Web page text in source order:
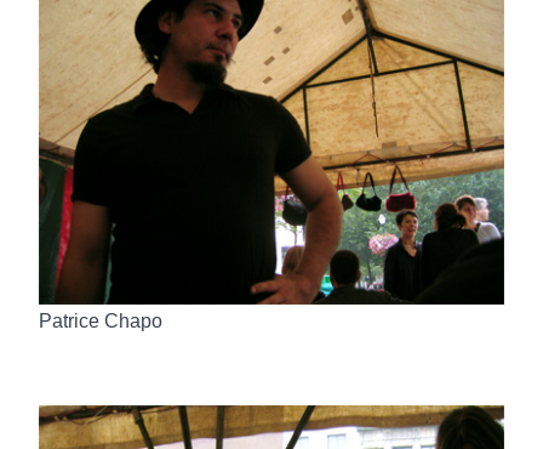
Patrice Chapo